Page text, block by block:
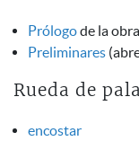
Prólogode la obra
Preliminares
Rueda de
encostar